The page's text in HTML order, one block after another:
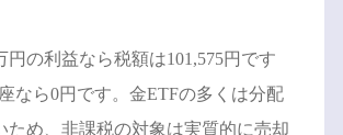
円の利益なら税額は101,575円です
なら0円です。金ETFの多くは分配
ため、非課税の対象は実質的に売却